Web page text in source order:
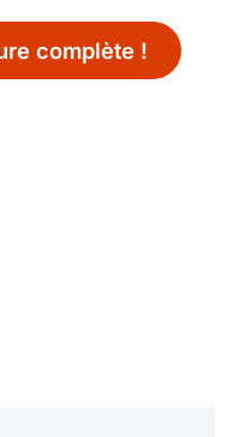
complète !